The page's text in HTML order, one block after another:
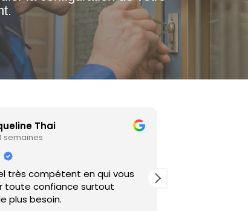
Thai
semaines
très compétent en qui vous
toute confiance surtout
plus besoin.